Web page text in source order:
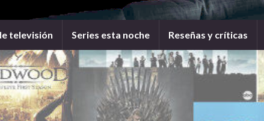
televisión Series esta noche Reseñas y críticas